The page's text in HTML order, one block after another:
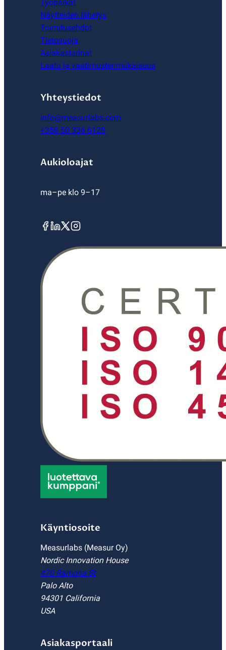
Työpaikat
Näytteiden lähetys
Toimitusehdot
Tietosuoja
Asiakastarinat
Laatu ja vaatimustenmukaisuus
Yhteystiedot
info@measurlabs.com
+358 50 336 6128
Aukioloajat
ma–pe klo 9–17
Käyntiosoite
Measurlabs (Measur Oy)
Nordic Innovation House
470 Ramona St
Palo Alto
94301 California
USA
Asiakasportaali